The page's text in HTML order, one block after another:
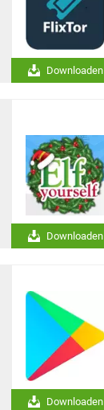
Downloaden
Downloaden
Downloaden